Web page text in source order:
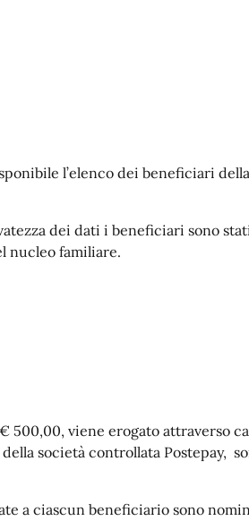
l’elenco dei beneficiari
dei dati i beneficiari sono
nucleo familiare.
500,00, viene erogato attraverso
società controllata Postepay,
a ciascun beneficiario sono